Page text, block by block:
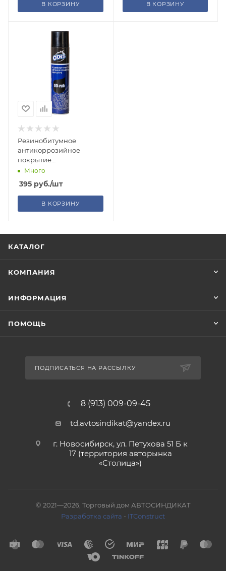
В КОРЗИНУ В КОРЗИНУ
Резинобитумное
антикоррозийное
покрытие
ODIS/Undercoating
Много
395 руб./шт
В КОРЗИНУ
КАТАЛОГ
КОМПАНИЯ
ИНФОРМАЦИЯ
ПОМОЩЬ
ПОДПИСАТЬСЯ НА РАССЫЛКУ
8 (913) 009-09-45
td.avtosindikat@yandex.ru
г. Новосибирск, ул. Петухова 51 Б к
17 (территория авторынка
«Столица»)
© 2021—2026, Торговый дом АВТОСИНДИКАТ
Разработка сайта - ITConstruct